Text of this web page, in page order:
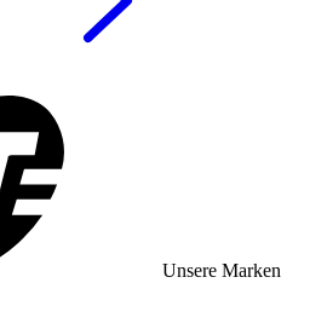
Unsere Marken